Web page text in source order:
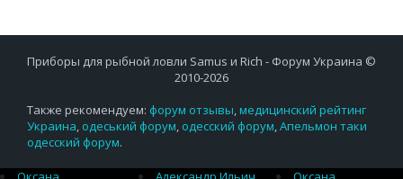
Приборы для рыбной ловли Samus и Rich - Форум Украина ©
2010-2026
Также рекомендуем: форум отзывы,медицинский рейтинг
Украина, одеський форум, одесский форум,Апельмон таки
одесский форум.